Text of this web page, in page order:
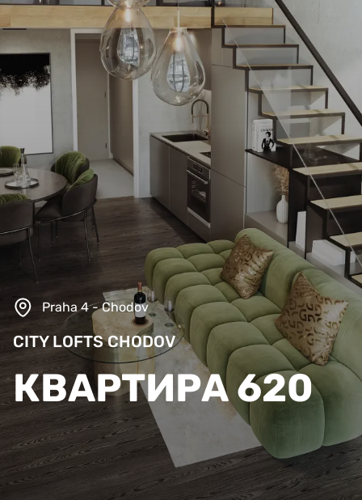
CITY LOFTS CHODOV
Praha 4 - Chodov
КВАРТИРА 620